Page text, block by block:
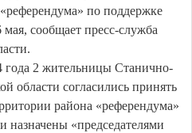
по поддержке
сообщает пресс-служба
года 2 жительницы Станично-
области согласились принять
района «референдума»
«председателями